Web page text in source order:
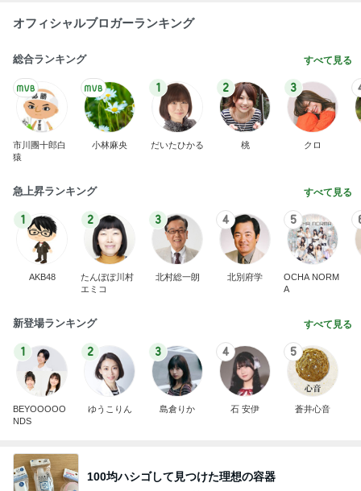
オフィシャルブロガーランキング
総合ランキング すべて見る
市川團十郎白
猿
小林麻央
1
だいたひかる
2
桃
3
クロ
急上昇ランキング すべて見る
1
AKB48
2
たんぽぽ川村
エミコ
3
北村総一朗
4
北別府学
5
OCHA NORM
A
新登場ランキング すべて見る
1
BEYOOOOO
NDS
2
ゆうこりん
3
島倉りか
4
石 安伊
5
蒼井心音
100均ハシゴして見つけた理想の容器